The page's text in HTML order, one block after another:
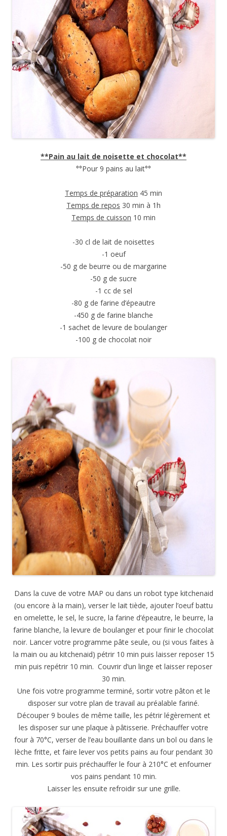
**Pain au lait de noisette et chocolat**
°°Pour 9 pains au lait°°
Temps de préparation 45 min
Temps de repos 30 min à 1h
Temps de cuisson 10 min
-30 cl de lait de noisettes
-1 oeuf
-50 g de beurre ou de margarine
-50 g de sucre
-1 cc de sel
-80 g de farine d’épeautre
-450 g de farine blanche
-1 sachet de levure de boulanger
-100 g de chocolat noir
Dans la cuve de votre MAP ou dans un robot type kitchenaid
(ou encore à la main), verser le lait tiède, ajouter l’oeuf battu
en omelette, le sel, le sucre, la farine d’épeautre, le beurre, la
farine blanche, la levure de boulanger et pour finir le chocolat
noir. Lancer votre programme pâte seule, ou (si vous faites à
la main ou au kitchenaid) pétrir 10 min puis laisser reposer 15
min puis repétrir 10 min. Couvrir d’un linge et laisser reposer
30 min.
Une fois votre programme terminé, sortir votre pâton et le
disposer sur votre plan de travail au préalable fariné.
Découper 9 boules de même taille, les pétrir légèrement et
les disposer sur une plaque à pâtisserie. Préchauffer votre
four à 70°C, verser de l’eau bouillante dans un bol ou dans le
lèche fritte, et faire lever vos petits pains au four pendant 30
min. Les sortir puis préchauffer le four à 210°C et enfourner
vos pains pendant 10 min.
Laisser les ensuite refroidir sur une grille.